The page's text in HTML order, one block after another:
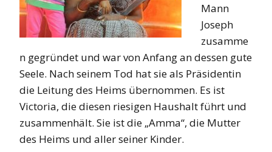
Mann
Joseph
zusamme
n gegründet und war von Anfang an dessen gute
Seele. Nach seinem Tod hat sie als Präsidentin
die Leitung des Heims übernommen. Es ist
Victoria, die diesen riesigen Haushalt führt und
zusammenhält. Sie ist die „Amma“, die Mutter
des Heims und aller seiner Kinder.